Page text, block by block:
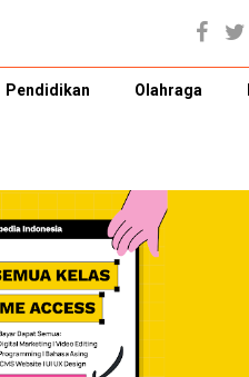
Pendidikan Olahraga